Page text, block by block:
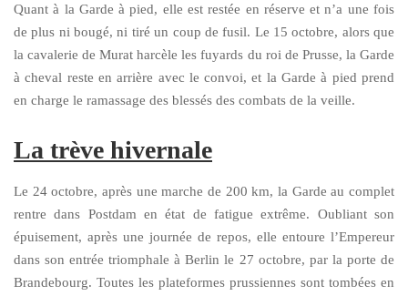
Quant à la Garde à pied, elle est restée en réserve et n’a une fois
de plus ni bougé, ni tiré un coup de fusil. Le 15 octobre, alors que
la cavalerie de Murat harcèle les fuyards du roi de Prusse, la Garde
à cheval reste en arrière avec le convoi, et la Garde à pied prend
en charge le ramassage des blessés des combats de la veille.
La trève hivernale
Le 24 octobre, après une marche de 200 km, la Garde au complet
rentre dans Postdam en état de fatigue extrême. Oubliant son
épuisement, après une journée de repos, elle entoure l’Empereur
dans son entrée triomphale à Berlin le 27 octobre, par la porte de
Brandebourg. Toutes les plateformes prussiennes sont tombées en